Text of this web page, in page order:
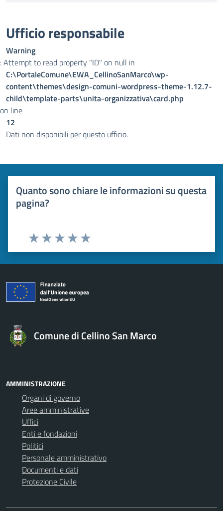
Ufficio responsabile
Warning
: Attempt to read property "ID" on null in
C:\PortaleComune\EWA_CellinoSanMarco\wp-
content\themes\design-comuni-wordpress-theme-1.12.7-
child\template-parts\unita-organizzativa\card.php
on line
12
Dati non disponibili per questo ufficio.
Quanto sono chiare le informazioni su questa
pagina?
Valuta 5 stelle su 5
Valuta 4 stelle su 5
Valuta 3 stelle su 5
Valuta 2 stelle su 5
Valuta 1 stelle su 5
Comune di Cellino San Marco
AMMINISTRAZIONE
Organi di governo
Aree amministrative
Uffici
Enti e fondazioni
Politici
Personale amministrativo
Documenti e dati
Protezione Civile